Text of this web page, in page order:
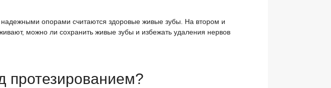
опорами считаются здоровые живые зубы. На втором и
можно ли сохранить живые зубы и избежать удаления нервов
протезированием?